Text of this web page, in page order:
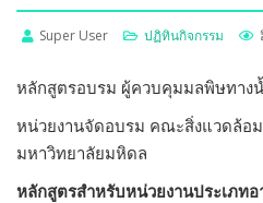
Super User ปฏิทินกิจกรรม
หลักสูตรอบรม ผู้ควบคุมมลพิษทาง
หน่วยงานจัดอบรม คณะสิ่งแวดล้อ
มหาวิทยาลัยมหิดล
หลักสูตรสำหรับหน่วยงานประเภท